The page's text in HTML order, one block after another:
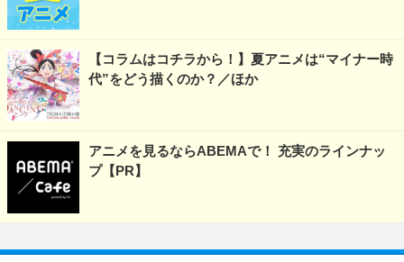
【コラムはコチラから！】夏アニメは“マイナー時
代”をどう描くのか？／ほか
アニメを見るならABEMAで！ 充実のラインナッ
プ【PR】